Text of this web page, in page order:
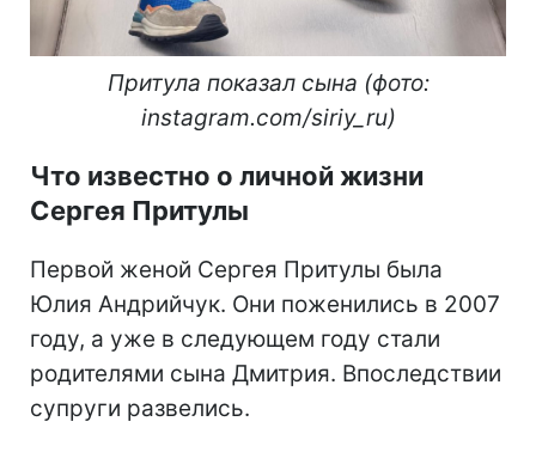
Притула показал сына (фото:
instagram.com/siriy_ru)
Что известно о личной жизни
Сергея Притулы
Первой женой Сергея Притулы была
Юлия Андрийчук. Они поженились в 2007
году, а уже в следующем году стали
родителями сына Дмитрия. Впоследствии
супруги развелись.